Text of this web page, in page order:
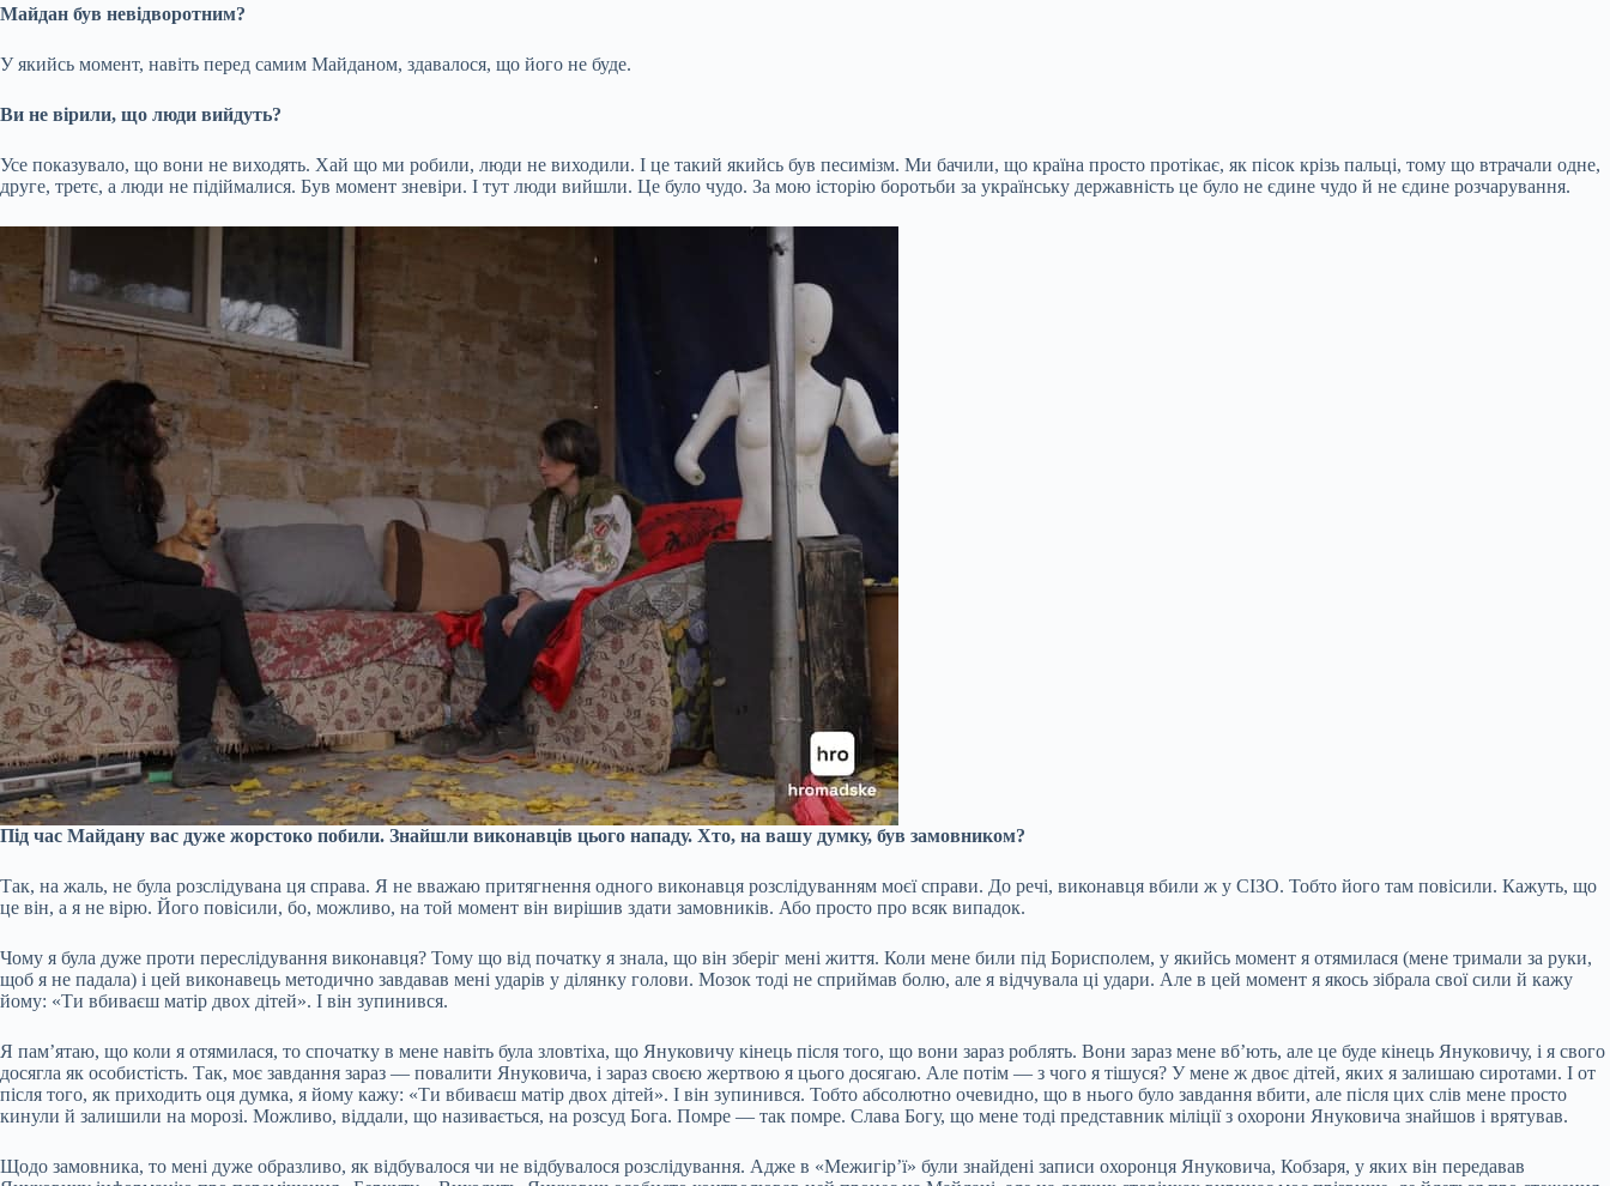
Майдан був невідворотним?
У якийсь момент, навіть перед самим Майданом, здавалося, що його не буде.
Ви не вірили, що люди вийдуть?
Усе показувало, що вони не виходять. Хай що ми робили, люди не виходили. І це такий якийсь був песимізм. Ми бачили, що країна просто протікає, як пісок крізь пальці, тому що втрачали одне,
друге, третє, а люди не підіймалися. Був момент зневіри. І тут люди вийшли. Це було чудо. За мою історію боротьби за українську державність це було не єдине чудо й не єдине розчарування.
Під час Майдану вас дуже жорстоко побили. Знайшли виконавців цього нападу. Хто, на вашу думку, був замовником?
Так, на жаль, не була розслідувана ця справа. Я не вважаю притягнення одного виконавця розслідуванням моєї справи. До речі, виконавця вбили ж у СІЗО. Тобто його там повісили. Кажуть, що
це він, а я не вірю. Його повісили, бо, можливо, на той момент він вирішив здати замовників. Або просто про всяк випадок.
Чому я була дуже проти переслідування виконавця? Тому що від початку я знала, що він зберіг мені життя. Коли мене били під Борисполем, у якийсь момент я отямилася (мене тримали за руки,
щоб я не падала) і цей виконавець методично завдавав мені ударів у ділянку голови. Мозок тоді не сприймав болю, але я відчувала ці удари. Але в цей момент я якось зібрала свої сили й кажу
йому: «Ти вбиваєш матір двох дітей». І він зупинився.
Я пам’ятаю, що коли я отямилася, то спочатку в мене навіть була зловтіха, що Януковичу кінець після того, що вони зараз роблять. Вони зараз мене вб’ють, але це буде кінець Януковичу, і я свого
досягла як особистість. Так, моє завдання зараз — повалити Януковича, і зараз своєю жертвою я цього досягаю. Але потім — з чого я тішуся? У мене ж двоє дітей, яких я залишаю сиротами. І от
після того, як приходить оця думка, я йому кажу: «Ти вбиваєш матір двох дітей». І він зупинився. Тобто абсолютно очевидно, що в нього було завдання вбити, але після цих слів мене просто
кинули й залишили на морозі. Можливо, віддали, що називається, на розсуд Бога. Помре — так помре. Слава Богу, що мене тоді представник міліції з охорони Януковича знайшов і врятував.
Щодо замовника, то мені дуже образливо, як відбувалося чи не відбувалося розслідування. Адже в «Межигір’ї» були знайдені записи охоронця Януковича, Кобзаря, у яких він передавав